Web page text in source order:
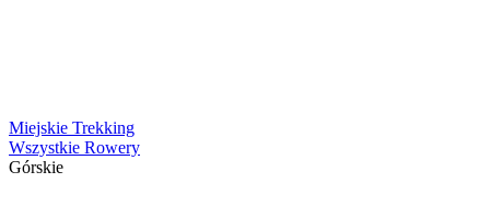
Miejskie Trekking
Wszystkie Rowery
Górskie